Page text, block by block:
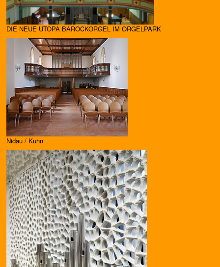
DIE NEUE UTOPA BAROCKORGEL IM ORGELPARK
Nidau / Kuhn